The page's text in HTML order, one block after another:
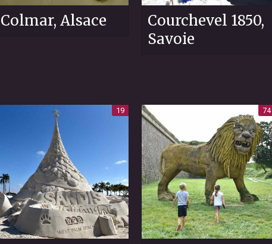
Colmar, Alsace
Courchevel 1850,
Savoie
19 74